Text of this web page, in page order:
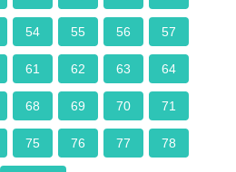
54 55 56 57
61 62 63 64
68 69 70 71
75 76 77 78